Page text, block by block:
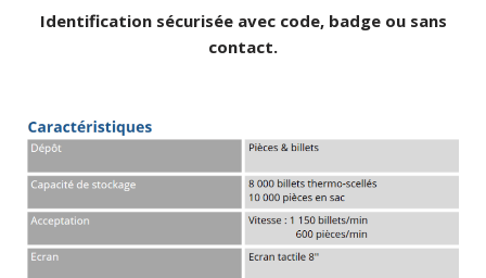
Identification sécurisée avec code, badge ou sans
contact.